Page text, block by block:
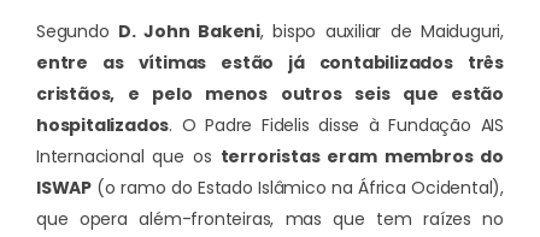
Segundo D. John Bakeni, bispo auxiliar de Maiduguri,
entre as vítimas estão já contabilizados três
cristãos, e pelo menos outros seis que estão
hospitalizados. O Padre Fidelis disse à Fundação AIS
Internacional que os terroristas eram membros do
ISWAP (o ramo do Estado Islâmico na África Ocidental),
que opera além-fronteiras, mas que tem raízes no